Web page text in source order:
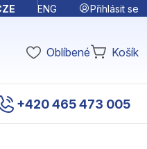
ENG Přihlásit se
Oblíbené Košík
+420 465 473 005